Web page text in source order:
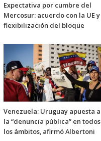
Expectativa por cumbre del
Mercosur: acuerdo con la UE y
flexibilización del bloque
Venezuela: Uruguay apuesta a
la “denuncia pública” en todos
los ámbitos, afirmó Albertoni